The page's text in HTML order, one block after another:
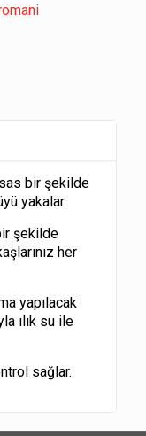
bir şekilde
yakalar.
şekilde
her
yapılacak
ılık su ile
sağlar.